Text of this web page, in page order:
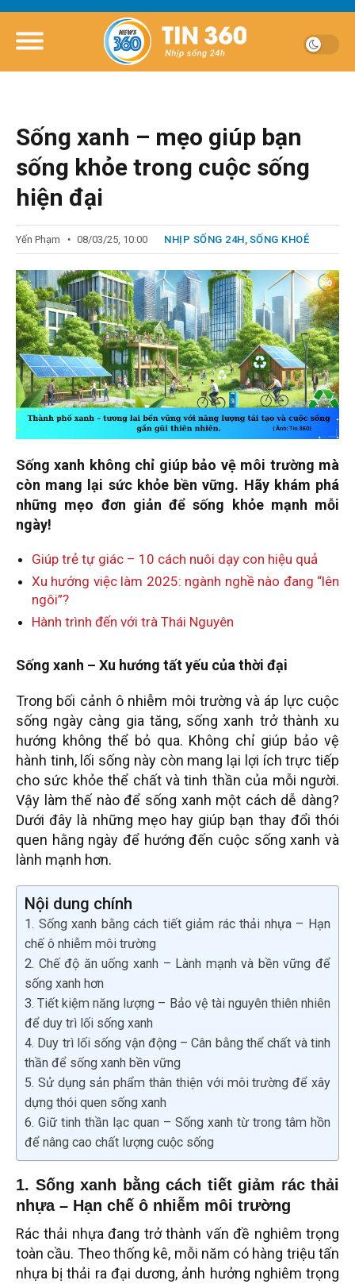
Sống xanh – mẹo giúp bạn
sống khỏe trong cuộc sống
hiện đại
Yến Phạm 08/03/25, 10:00 NHỊP SỐNG 24H, SỐNG KHOẺ
Sống xanh không chỉ giúp bảo vệ môi trường mà
còn mang lại sức khỏe bền vững. Hãy khám phá
những mẹo đơn giản để sống khỏe mạnh mỗi
ngày!
Giúp trẻ tự giác – 10 cách nuôi dạy con hiệu quả
Xu hướng việc làm 2025: ngành nghề nào đang “lên
ngôi”?
Hành trình đến với trà Thái Nguyên
Sống xanh – Xu hướng tất yếu của thời đại
Trong bối cảnh ô nhiễm môi trường và áp lực cuộc
sống ngày càng gia tăng, sống xanh trở thành xu
hướng không thể bỏ qua. Không chỉ giúp bảo vệ
hành tinh, lối sống này còn mang lại lợi ích trực tiếp
cho sức khỏe thể chất và tinh thần của mỗi người.
Vậy làm thế nào để sống xanh một cách dễ dàng?
Dưới đây là những mẹo hay giúp bạn thay đổi thói
quen hằng ngày để hướng đến cuộc sống xanh và
lành mạnh hơn.
Nội dung chính
1. Sống xanh bằng cách tiết giảm rác thải nhựa – Hạn
chế ô nhiễm môi trường
2. Chế độ ăn uống xanh – Lành mạnh và bền vững để
sống xanh hơn
3. Tiết kiệm năng lượng – Bảo vệ tài nguyên thiên nhiên
để duy trì lối sống xanh
4. Duy trì lối sống vận động – Cân bằng thể chất và tinh
thần để sống xanh bền vững
5. Sử dụng sản phẩm thân thiện với môi trường để xây
dựng thói quen sống xanh
6. Giữ tinh thần lạc quan – Sống xanh từ trong tâm hồn
để nâng cao chất lượng cuộc sống
1. Sống xanh bằng cách tiết giảm rác thải
nhựa – Hạn chế ô nhiễm môi trường
Rác thải nhựa đang trở thành vấn đề nghiêm trọng
toàn cầu. Theo thống kê, mỗi năm có hàng triệu tấn
nhựa bị thải ra đại dương, ảnh hưởng nghiêm trọng